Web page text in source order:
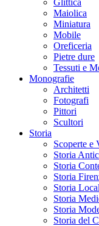
Glittica
Maiolica
Miniatura
Mobile
Oreficeria
Pietre dure
Tessuti e
Monografie
Architetti
Fotografi
Pittori
Scultori
Storia
Scoperte e
Storia
Storia
Storia
Storia
Storia
Storia
Storia del